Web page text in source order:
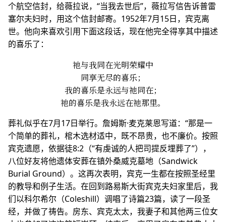
个航空信封，给薇拉说，“当我去世后”，薇拉写信告诉普雷
塞尔夫妇时，用这个信封邮寄。1952年7月15日，宾克离
世。他向来喜欢引用下面这段话，现在他完全得享其中描述
的喜乐了：
祂与我同在光明荣耀中
同享无尽的喜乐；
我的喜乐是永远与祂同在；
祂的喜乐是我永远在祂那里。
葬礼似乎在7月17日举行。詹姆斯·麦克莱恩写道：“那是一
个简单的葬礼，棺木选材适中，既不昂贵，也不廉价。按照
宾克遗愿，依据徒8:2（“有虔诚的人把司提反埋葬了”），
八位好友将他遗体安葬在镇外桑威克墓地（Sandwick
Burial Ground）。这再次表明，宾克一生都在按照圣经里
的教导和例子生活。在回到路易斯大街宾克夫妇家里后，我
们以科尔希尔（Coleshill）调唱了诗篇23篇，读了一段圣
经，并做了祷告。房东、宾克太太，我妻子和其他两三位女